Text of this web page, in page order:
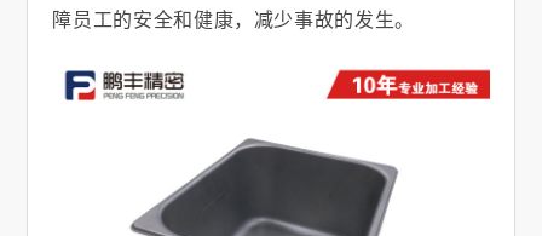
障员工的安全和健康，减少事故的发生。